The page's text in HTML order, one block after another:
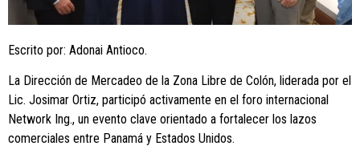
Escrito por: Adonai Antioco.
La Dirección de Mercadeo de la Zona Libre de Colón, liderada por el
Lic. Josimar Ortiz, participó activamente en el foro internacional
Network Ing., un evento clave orientado a fortalecer los lazos
comerciales entre Panamá y Estados Unidos.